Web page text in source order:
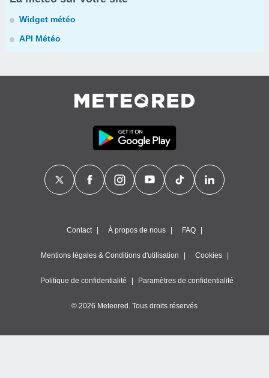
Widget météo
API Météo
Contact À propos de nous FAQ
Mentions légales & Conditions d'utilisation Cookies
Politique de confidentialité Paramètres de confidentialité
© 2026 Meteored. Tous droits réservés